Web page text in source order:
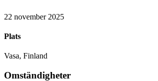
22 november 2025
Plats
Vasa, Finland
Omständigheter